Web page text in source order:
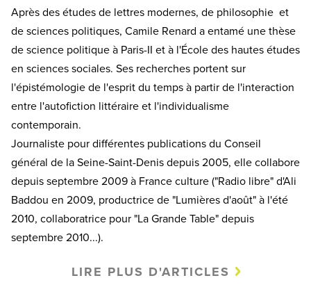
Après des études de lettres modernes, de philosophie et
de sciences politiques, Camile Renard a entamé une thèse
de science politique à Paris-II et à l'École des hautes études
en sciences sociales. Ses recherches portent sur
l'épistémologie de l'esprit du temps à partir de l'interaction
entre l'autofiction littéraire et l'individualisme
contemporain.
Journaliste pour différentes publications du Conseil
général de la Seine-Saint-Denis depuis 2005, elle collabore
depuis septembre 2009 à France culture ("Radio libre" d'Ali
Baddou en 2009, productrice de "Lumières d'août" à l'été
2010, collaboratrice pour "La Grande Table" depuis
septembre 2010...).
LIRE PLUS D'ARTICLES